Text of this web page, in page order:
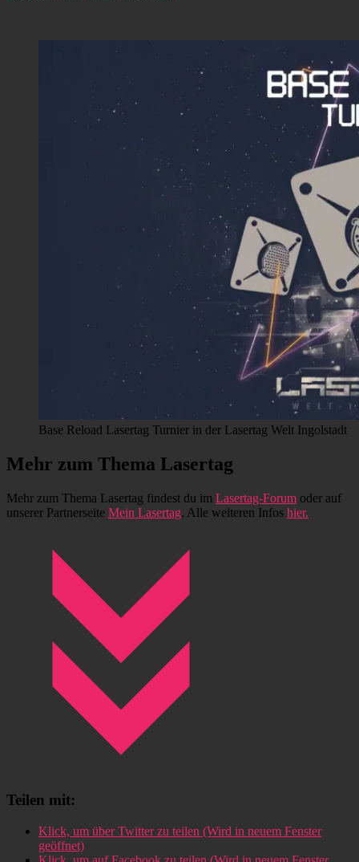
Base Reload Lasertag Turnier in der Lasertag Welt Ingolstadt
Mehr zum Thema Lasertag
Mehr zum Thema Lasertag findest du im Lasertag-Forum oder auf
unserer Partnerseite Mein Lasertag. Alle weiteren Infos hier.
Teilen mit:
Klick, um über Twitter zu teilen (Wird in neuem Fenster
geöffnet)